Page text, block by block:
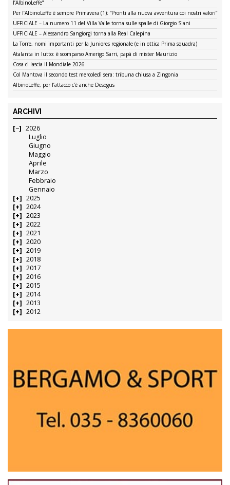
l’AlbinoLeffe”
Per l’AlbinoLeffe è sempre Primavera (1): “Pronti alla nuova avventura coi nostri valori”
UFFICIALE – La numero 11 del Villa Valle torna sulle spalle di Giorgio Siani
UFFICIALE – Alessandro Sangiorgi torna alla Real Calepina
La Torre, nomi importanti per la Juniores regionale (e in ottica Prima squadra)
Atalanta in lutto: è scomparso Amerigo Sarri, papà di mister Maurizio
Cosa ci lascia il Mondiale 2026
Col Mantova il secondo test mercoledì sera: tribuna chiusa a Zingonia
AlbinoLeffe, per l’attacco c’è anche Desogus
ARCHIVI
2026
Luglio
Giugno
Maggio
Aprile
Marzo
Febbraio
Gennaio
2025
2024
2023
2022
2021
2020
2019
2018
2017
2016
2015
2014
2013
2012